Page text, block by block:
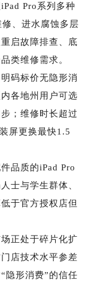
Pro系列多种
、进水腐蚀多层
启故障排查、底
类维修需求。
码标价无隐形消
各地州用户可选
；维修时长超过
屏更换最快1.5
品质的iPad Pro
士与学生群体、
于官方授权店但
正处于碎片化扩
店技术水平参差
隐形消费”的信任